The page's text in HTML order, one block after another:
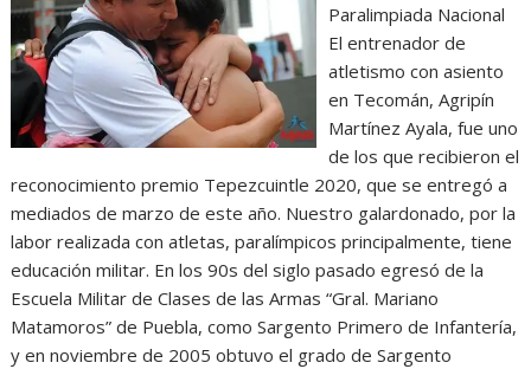
Paralimpiada Nacional
El entrenador de
atletismo con asiento
en Tecomán, Agripín
Martínez Ayala, fue uno
de los que recibieron el
reconocimiento premio Tepezcuintle 2020, que se entregó a
mediados de marzo de este año. Nuestro galardonado, por la
labor realizada con atletas, paralímpicos principalmente, tiene
educación militar. En los 90s del siglo pasado egresó de la
Escuela Militar de Clases de las Armas “Gral. Mariano
Matamoros” de Puebla, como Sargento Primero de Infantería,
y en noviembre de 2005 obtuvo el grado de Sargento